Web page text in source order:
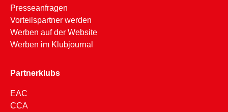
Presseanfragen
Vorteilspartner werden
Werben auf der Website
Werben im Klubjournal
Partnerklubs
EAC
CCA